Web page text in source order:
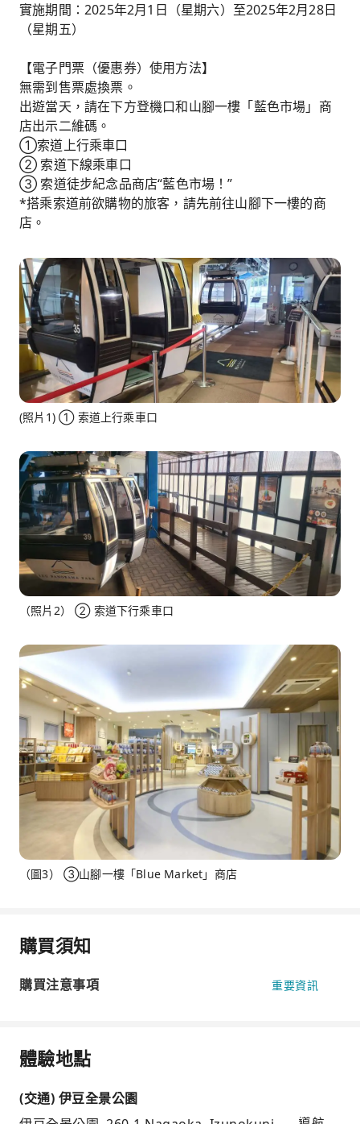
實施期間：2025年2月1日（星期六）至2025年2月28日
（星期五）
【電子門票（優惠券）使用方法】
無需到售票處換票。
出遊當天，請在下方登機口和山腳一樓「藍色市場」商
店出示二維碼。
①索道上行乘車口
② 索道下線乘車口
③ 索道徒步紀念品商店“藍色市場！”
*搭乘索道前欲購物的旅客，請先前往山腳下一樓的商
店。
(照片1) ① 索道上行乘車口
（照片2） ② 索道下行乘車口
（圖3） ③山腳一樓「Blue Market」商店
購買須知
購買注意事項 重要資訊
體驗地點
(交通) 伊豆全景公園